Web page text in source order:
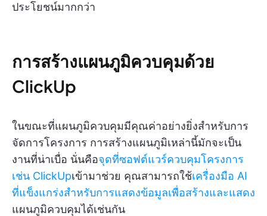
ประโยชน์มากกว่า
การสร้างแผนภูมิควบคุมด้วย
ClickUp
ในขณะที่แผนภูมิควบคุมมีคุณค่าอย่างยิ่งสำหรับการ
จัดการโครงการ การสร้างแผนภูมิเหล่านี้มักจะเป็น
งานที่น่าเบื่อ นั่นคือจุดที่ซอฟต์แวร์ควบคุมโครงการ
เช่น ClickUpเข้ามาช่วย คุณสามารถใช้เครื่องมือ AI
ที่แข็งแกร่งสำหรับการแสดงข้อมูลเพื่อสร้างและแสดง
แผนภูมิควบคุมได้เช่นกัน